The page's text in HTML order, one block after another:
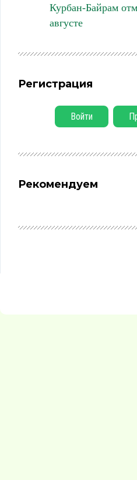
Курбан-Байрам
августе
Регистрация
Войти
Рекомендуем